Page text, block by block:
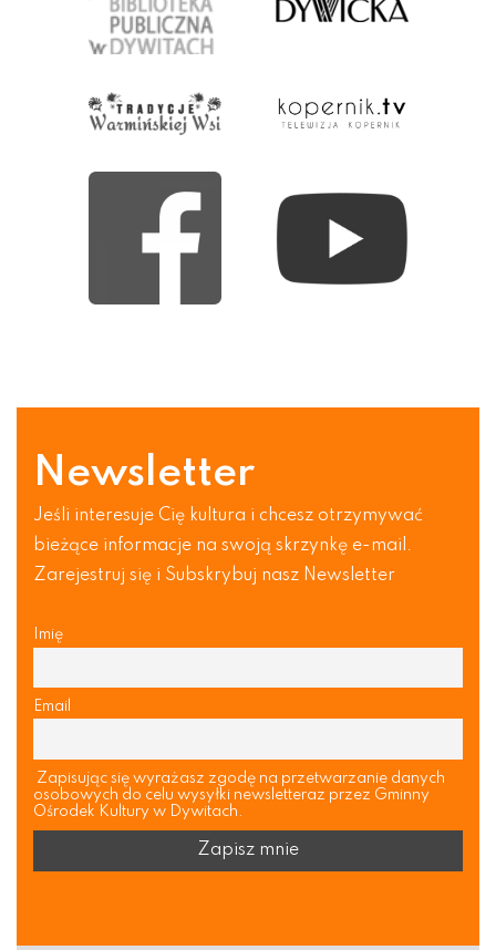
Newsletter
Jeśli interesuje Cię kultura i chcesz otrzymywać
bieżące informacje na swoją skrzynkę e-mail.
Zarejestruj się i Subskrybuj nasz Newsletter
Imię
Email
Zapisując się wyrażasz zgodę na przetwarzanie danych
osobowych do celu wysyłki newsletteraz przez Gminny
Ośrodek Kultury w Dywitach.